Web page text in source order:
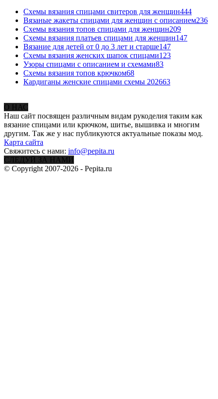
Схемы вязания спицами свитеров для женщин444
Вязаные жакеты спицами для женщин с описанием236
Схемы вязания топов спицами для женщин209
Схемы вязания платьев спицами для женщин147
Вязание для детей от 0 до 3 лет и старше147
Схемы вязания женских шапок спицами123
Узоры спицами с описанием и схемами83
Схемы вязания топов крючком68
Кардиганы женские спицами схемы 202663
О НАС
Наш сайт посвящен различным видам рукоделия таким как
вязание спицами или крючком, шитье, вышивка и многим
другим. Так же у нас публикуются актуальные показы мод.
Карта сайта
Свяжитесь с нами: info@pepita.ru
СЛЕДУЙ ЗА НАМИ
© Copyright 2007-2026 - Pepita.ru